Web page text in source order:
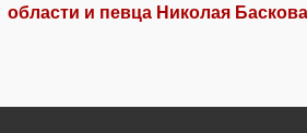
области и певца Николая Баскова